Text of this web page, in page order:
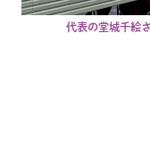
代表の堂城千絵